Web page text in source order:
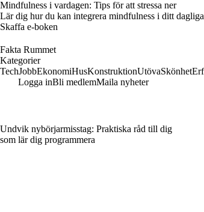
Mindfulness i vardagen: Tips för att stressa ner
Lär dig hur du kan integrera mindfulness i ditt
Skaffa e-boken
Fakta Rummet
Kategorier
TechJobbEkonomiHusKonstruktionUtövaSkönhet
Logga inBli medlemMaila nyheter
Undvik nybörjarmisstag: Praktiska råd till dig
som lär dig programmera